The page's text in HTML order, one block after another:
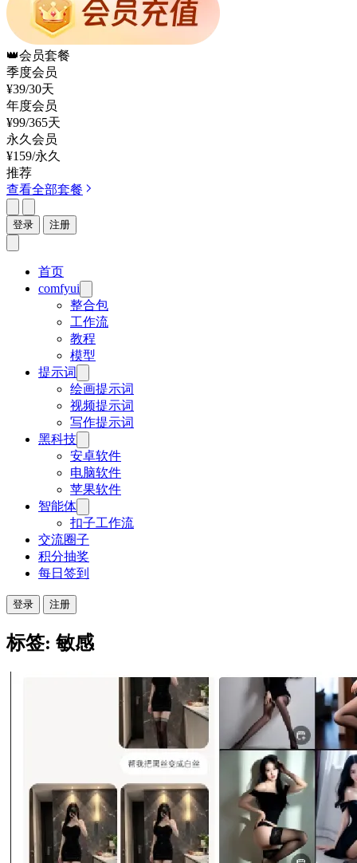
👑会员套餐
季度会员
¥39/30天
年度会员
¥99/365天
永久会员
¥159/永久
推荐
查看全部套餐
登录 注册
首页
comfyui
整合包
工作流
教程
模型
提示词
绘画提示词
视频提示词
写作提示词
黑科技
安卓软件
电脑软件
苹果软件
智能体
扣子工作流
交流圈子
积分抽奖
每日签到
登录 注册
标签: 敏感